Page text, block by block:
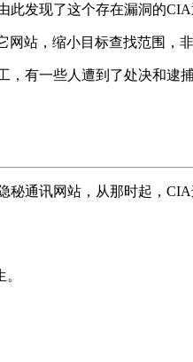
发现了这个存在漏洞的
网站，缩小目标查找范围，
有一些人遭到了处决和逮
通讯网站，从那时起，